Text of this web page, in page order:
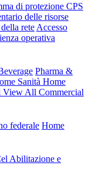
di protezione CPS
delle risorse
rete Accesso
operativa
Pharma &
Sanità Home
View All Commercial
federale Home
Abilitazione e